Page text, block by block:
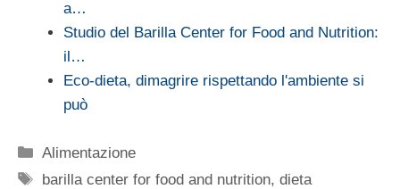
a…
Studio del Barilla Center for Food and Nutrition:
il…
Eco-dieta, dimagrire rispettando l'ambiente si
può
Categorie
Alimentazione
Tag
barilla center for food and nutrition,dieta